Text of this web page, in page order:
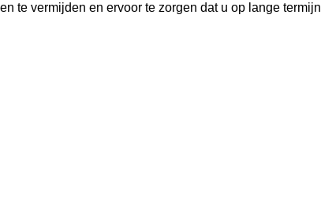
te vermijden en ervoor te zorgen dat u op lange termijn